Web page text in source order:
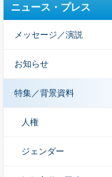
ニュース・プレス
メッセージ／演説
お知らせ
特集／背景資料
人権
ジェンダー